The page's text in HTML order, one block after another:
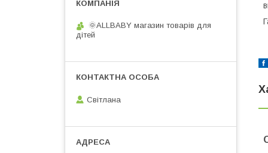
🌞ALLBABY магазин товарів для
дітей
Світлана